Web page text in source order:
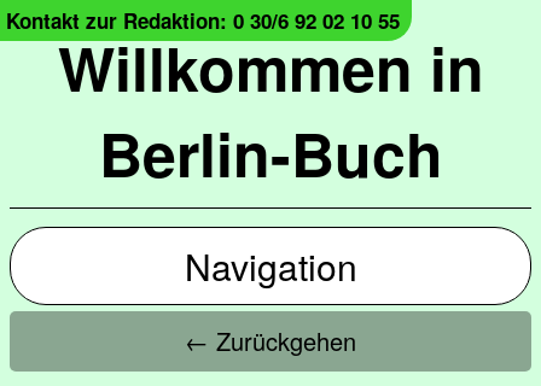
Willkommen in
Berlin-Buch
Kontakt zur Redaktion: 0 30/6 92 02 10 55
Navigation
← Zurückgehen